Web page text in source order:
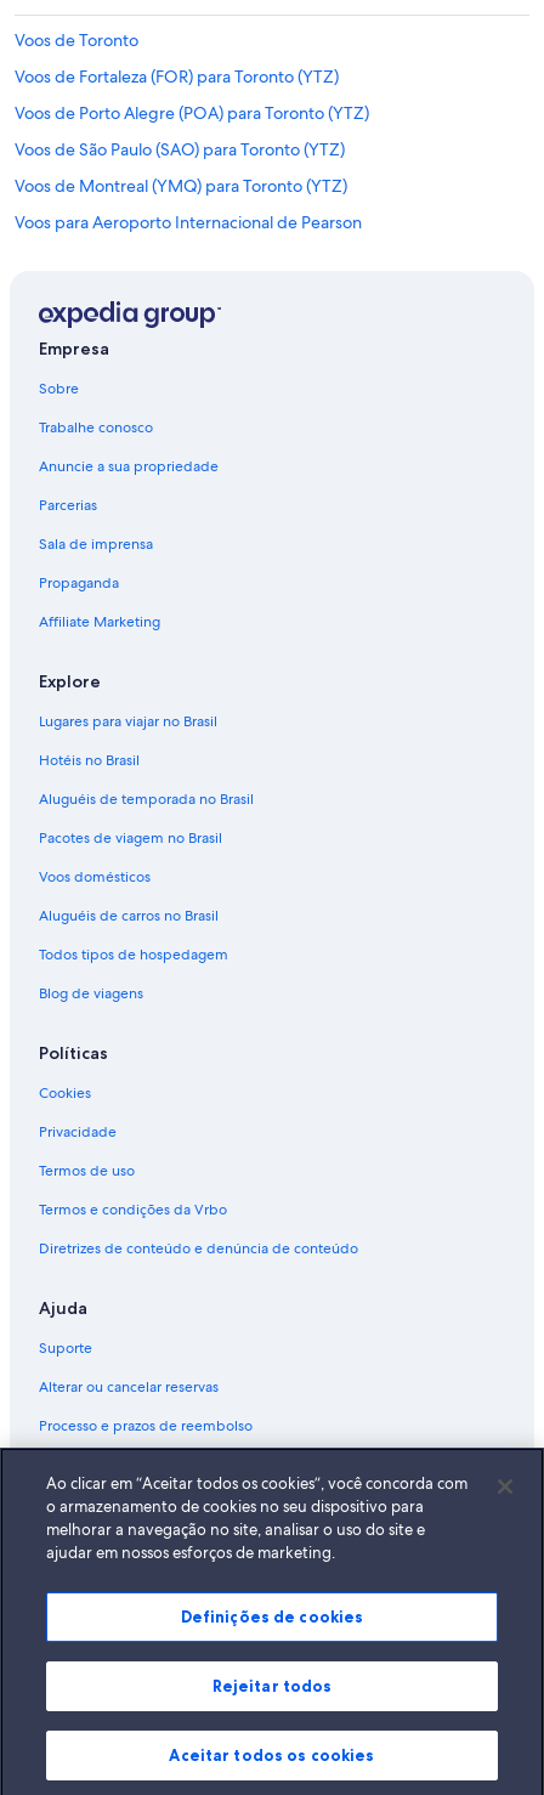
Voos de Toronto
Voos de Fortaleza (FOR) para Toronto (YTZ)
Voos de Porto Alegre (POA) para Toronto (YTZ)
Voos de São Paulo (SAO) para Toronto (YTZ)
Voos de Montreal (YMQ) para Toronto (YTZ)
Voos para Aeroporto Internacional de Pearson
Empresa
Sobre
Trabalhe conosco
Anuncie a sua propriedade
Parcerias
Sala de imprensa
Propaganda
Affiliate Marketing
Explore
Lugares para viajar no Brasil
Hotéis no Brasil
Aluguéis de temporada no Brasil
Pacotes de viagem no Brasil
Voos domésticos
Aluguéis de carros no Brasil
Todos tipos de hospedagem
Blog de viagens
Políticas
Cookies
Privacidade
Termos de uso
Termos e condições da Vrbo
Diretrizes de conteúdo e denúncia de conteúdo
Ajuda
Suporte
Alterar ou cancelar reservas
Processo e prazos de reembolso
Documentos para viagens internacionais
A Expedia, Inc. não se responsabiliza pelo conteúdo dos sites externos.
© 2026 Expedia, Inc., uma empresa do Expedia Group. Todos os direitos
reservados Expedia e o logotipo da Expedia são marcas registradas da
Ao clicar em “Aceitar todos os cookies”, você concorda com
o armazenamento de cookies no seu dispositivo para
melhorar a navegação no site, analisar o uso do site e
ajudar em nossos esforços de marketing.
Definições de cookies
Rejeitar todos
Aceitar todos os cookies